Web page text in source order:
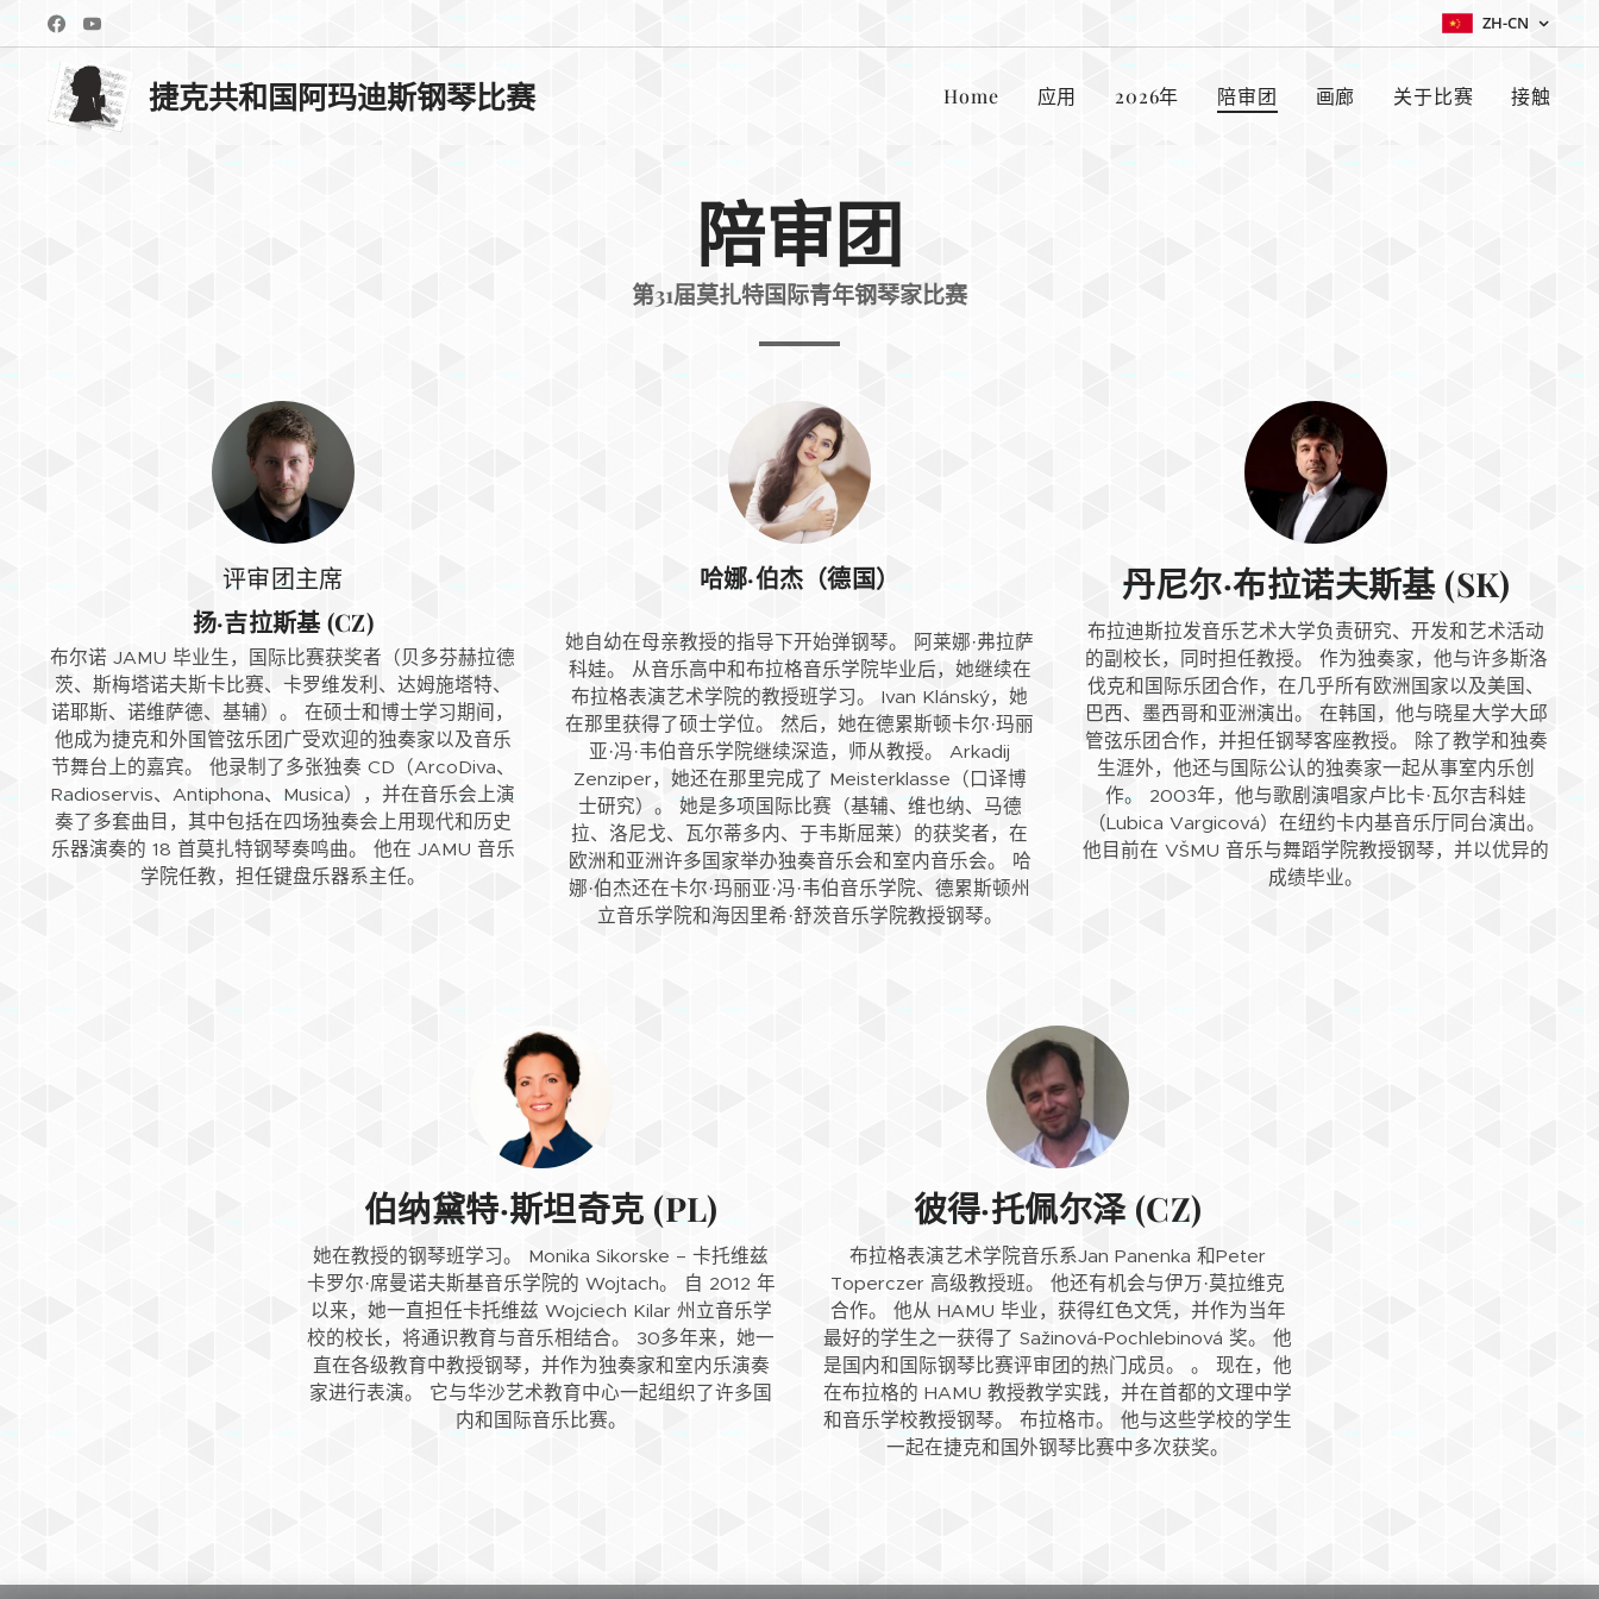
ZH-CN
捷克共和国阿玛迪斯钢琴比赛 Home 应用 2026年 陪审团 画廊 关于比赛 接触
陪审团
第31届莫扎特国际青年钢琴家比赛
评审团主席
扬·吉拉斯基 (CZ)
布尔诺 JAMU 毕业生，国际比赛获奖者（贝多芬赫拉德
茨、斯梅塔诺夫斯卡比赛、卡罗维发利、达姆施塔特、
诺耶斯、诺维萨德、基辅）。 在硕士和博士学习期间，
他成为捷克和外国管弦乐团广受欢迎的独奏家以及音乐
节舞台上的嘉宾。 他录制了多张独奏 CD（ArcoDiva、
Radioservis、Antiphona、Musica），并在音乐会上演
奏了多套曲目，其中包括在四场独奏会上用现代和历史
乐器演奏的 18 首莫扎特钢琴奏鸣曲。 他在 JAMU 音乐
学院任教，担任键盘乐器系主任。
哈娜·伯杰（德国）
她自幼在母亲教授的指导下开始弹钢琴。 阿莱娜·弗拉萨
科娃。 从音乐高中和布拉格音乐学院毕业后，她继续在
布拉格表演艺术学院的教授班学习。 Ivan Klánský，她
在那里获得了硕士学位。 然后，她在德累斯顿卡尔·玛丽
亚·冯·韦伯音乐学院继续深造，师从教授。 Arkadij
Zenziper，她还在那里完成了 Meisterklasse（口译博
士研究）。 她是多项国际比赛（基辅、维也纳、马德
拉、洛尼戈、瓦尔蒂多内、于韦斯屈莱）的获奖者，在
欧洲和亚洲许多国家举办独奏音乐会和室内音乐会。 哈
娜·伯杰还在卡尔·玛丽亚·冯·韦伯音乐学院、德累斯顿州
立音乐学院和海因里希·舒茨音乐学院教授钢琴。
丹尼尔·布拉诺夫斯基 (SK)
布拉迪斯拉发音乐艺术大学负责研究、开发和艺术活动
的副校长，同时担任教授。 作为独奏家，他与许多斯洛
伐克和国际乐团合作，在几乎所有欧洲国家以及美国、
巴西、墨西哥和亚洲演出。 在韩国，他与晓星大学大邱
管弦乐团合作，并担任钢琴客座教授。 除了教学和独奏
生涯外，他还与国际公认的独奏家一起从事室内乐创
作。 2003年，他与歌剧演唱家卢比卡·瓦尔吉科娃
（Lubica Vargicová）在纽约卡内基音乐厅同台演出。
他目前在 VŠMU 音乐与舞蹈学院教授钢琴，并以优异的
成绩毕业。
伯纳黛特·斯坦奇克 (PL)
她在教授的钢琴班学习。 Monika Sikorske – 卡托维兹
卡罗尔·席曼诺夫斯基音乐学院的 Wojtach。 自 2012 年
以来，她一直担任卡托维兹 Wojciech Kilar 州立音乐学
校的校长，将通识教育与音乐相结合。 30多年来，她一
直在各级教育中教授钢琴，并作为独奏家和室内乐演奏
家进行表演。 它与华沙艺术教育中心一起组织了许多国
内和国际音乐比赛。
彼得·托佩尔泽 (CZ)
布拉格表演艺术学院音乐系Jan Panenka 和Peter
Toperczer 高级教授班。 他还有机会与伊万·莫拉维克
合作。 他从 HAMU 毕业，获得红色文凭，并作为当年
最好的学生之一获得了 Sažinová-Pochlebinová 奖。 他
是国内和国际钢琴比赛评审团的热门成员。 。 现在，他
在布拉格的 HAMU 教授教学实践，并在首都的文理中学
和音乐学校教授钢琴。 布拉格市。 他与这些学校的学生
一起在捷克和国外钢琴比赛中多次获奖。